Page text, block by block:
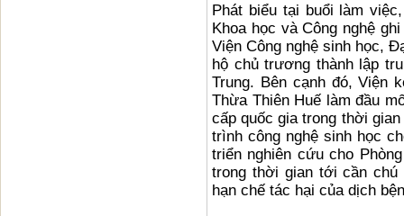
Phát biểu tại buổi làm
Khoa học và Công nghệ
Viện Công nghệ sinh học,
hộ chủ trương thành lập
Trung. Bên cạnh đó, Viện
Thừa Thiên Huế làm đầu
cấp quốc gia trong thời
trình công nghệ sinh học
triển nghiên cứu cho
trong thời gian tới cần
hạn chế tác hại của dịch